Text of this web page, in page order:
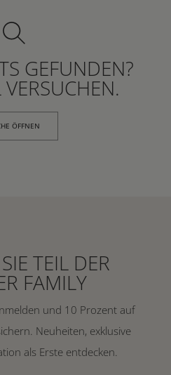
GEFUNDEN?
ÖFFNEN
TEIL DER
FAMILY
und 10 Prozent auf
Neuheiten, exklusive
als Erste entdecken.